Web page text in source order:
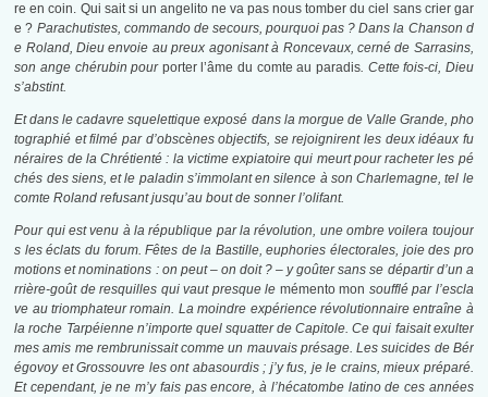
re en coin. Qui sait si un angelito ne va pas nous tomber du ciel sans crier gar
e ? Parachutistes, commando de secours, pourquoi pas ? Dans la Chanson d
e Roland, Dieu envoie au preux agonisant à Roncevaux, cerné de Sarrasins,
son ange chérubin pour porter l’âme du comte au paradis. Cette fois-ci, Dieu
s’abstint.
Et dans le cadavre squelettique exposé dans la morgue de Valle Grande, pho
tographié et filmé par d’obscènes objectifs, se rejoignirent les deux idéaux fu
néraires de la Chrétienté : la victime expiatoire qui meurt pour racheter les pé
chés des siens, et le paladin s’immolant en silence à son Charlemagne, tel le
comte Roland refusant jusqu’au bout de sonner l’olifant.
Pour qui est venu à la république par la révolution, une ombre voilera toujour
s les éclats du forum. Fêtes de la Bastille, euphories électorales, joie des pro
motions et nominations : on peut – on doit ? – y goûter sans se départir d’un a
rrière-goût de resquilles qui vaut presque le mémento mon soufflé par l’escla
ve au triomphateur romain. La moindre expérience révolutionnaire entraîne à
la roche Tarpéienne n’importe quel squatter de Capitole. Ce qui faisait exulter
mes amis me rembrunissait comme un mauvais présage. Les suicides de Bér
égovoy et Grossouvre les ont abasourdis ; j’y fus, je le crains, mieux préparé.
Et cependant, je ne m’y fais pas encore, à l’hécatombe latino de ces années